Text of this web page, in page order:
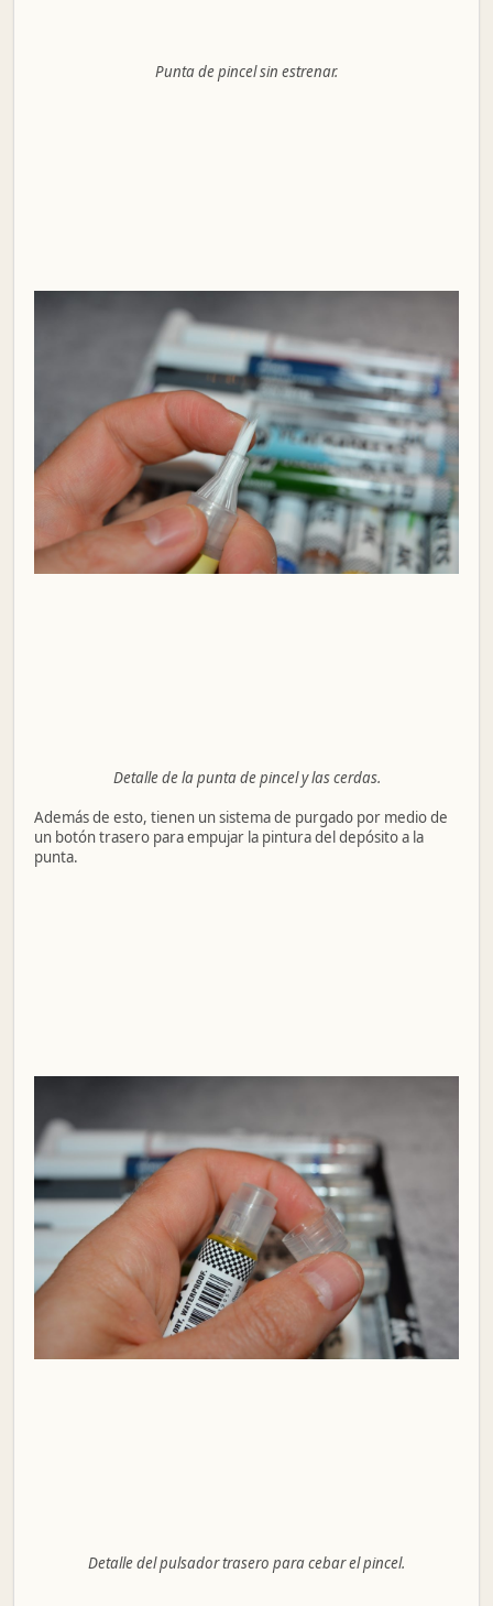
Punta de pincel sin estrenar.
Detalle de la punta de pincel y las cerdas.
Además de esto, tienen un sistema de purgado por medio de
un botón trasero para empujar la pintura del depósito a la
punta.
Detalle del pulsador trasero para cebar el pincel.